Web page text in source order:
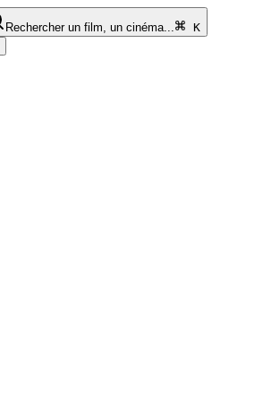
Rechercher un film, un cinéma...
K